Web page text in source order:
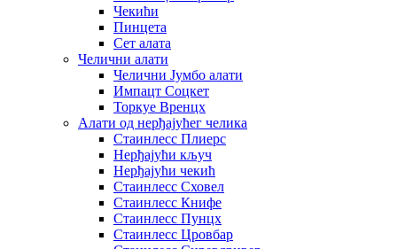
Чекићи
Пинцета
Сет алата
Челични алати
Челични Јумбо алати
Импацт Соцкет
Торкуе Вренцх
Алати од нерђајућег челика
Стаинлесс Плиерс
Нерђајући кључ
Нерђајући чекић
Стаинлесс Сховел
Стаинлесс Книфе
Стаинлесс Пунцх
Стаинлесс Цровбар